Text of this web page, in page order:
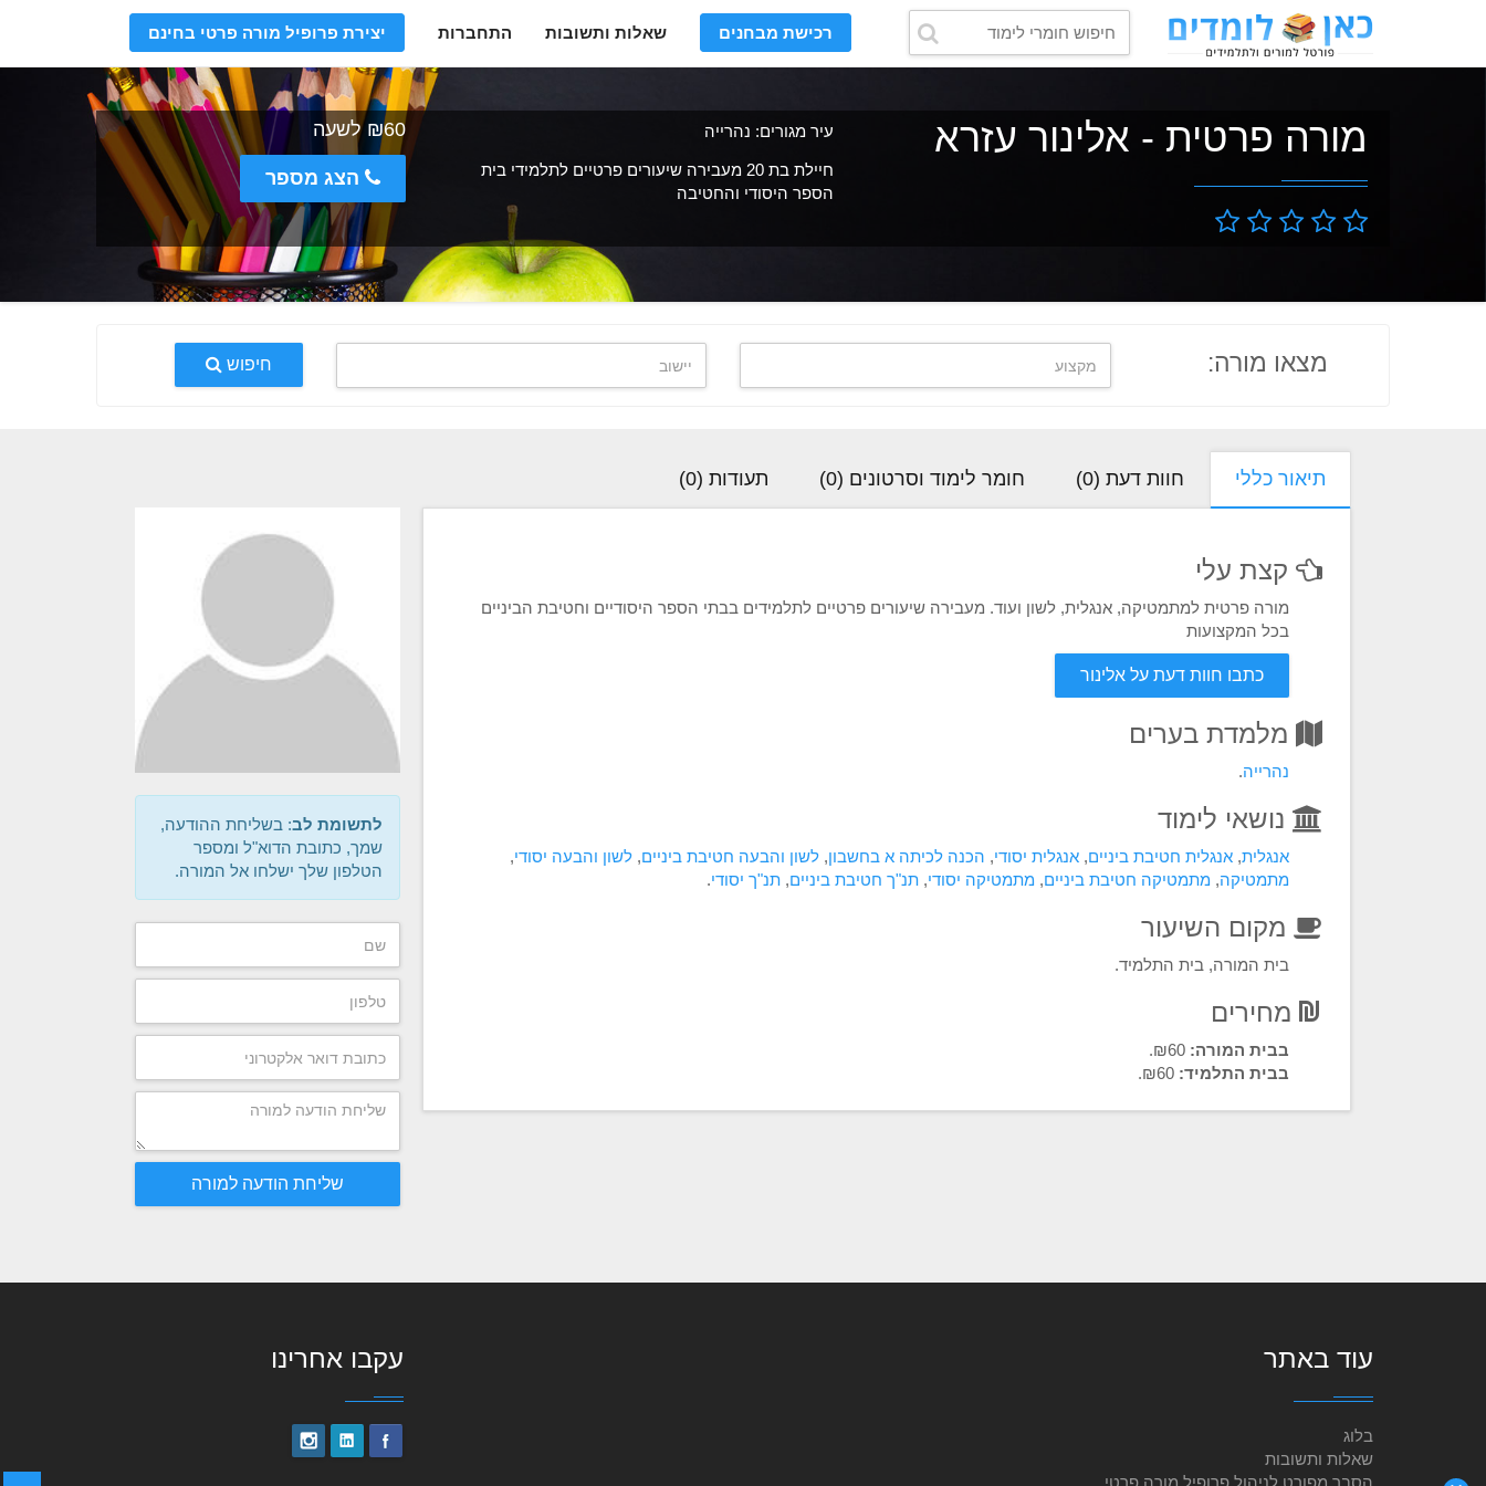
רכישת מבחנים שאלות ותשובות התחברות יצירת פרופיל מורה פרטי בחינם
מורה פרטית - אלינור עזרא עיר מגורים: נהרייה
חיילת בת 20 מעבירה שיעורים פרטיים לתלמידי בית
הספר היסודי והחטיבה
₪60 לשעה
הצג מספר
מצאו מורה: חיפוש
לתשומת לב: בשליחת ההודעה,
שמך, כתובת הדוא"ל ומספר
הטלפון שלך ישלחו אל המורה.
שליחת הודעה למורה
תיאור כללי חוות דעת (0
) חומר לימוד וסרטונים (0) תעודות (0)
קצת עלי
מורה פרטית למתמטיקה, אנגלית, לשון ועוד. מעבירה שיעורים פרטיים לתלמידים בבתי הספר היסודיים וחטיבת הביניים
בכל המקצועות
כתבו חוות דעת על אלינור
מלמדת בערים
נהרייה.
נושאי לימוד
אנגלית, אנגלית חטיבת ביניים, אנגלית יסודי, הכנה לכיתה א בחשבון, לשון והבעה חטיבת ביניים, לשון והבעה יסודי,
מתמטיקה, מתמטיקה חטיבת ביניים, מתמטיקה יסודי, תנ"ך חטיבת ביניים, תנ"ך יסודי.
מקום השיעור
בית המורה, בית התלמיד.
מחירים
בבית המורה:
בבית התלמיד:
עוד באתר
בלוג
שאלות ותשובות
הסבר מפורט לניהול פרופיל מורה פרטי
עקבו אחרינו